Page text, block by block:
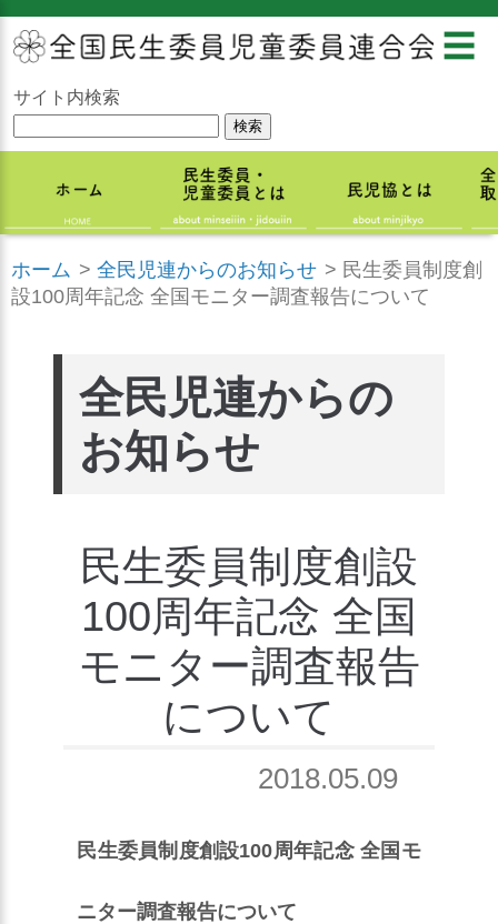
☰
サイト内検索
ホーム > 全民児連からのお知らせ > 民生委員制度創
設100周年記念 全国モニター調査報告について
全民児連からの
お知らせ
民生委員制度創設
100周年記念 全国
モニター調査報告
について
2018.05.09
民生委員制度創設100周年記念 全国モ
ニター調査報告について